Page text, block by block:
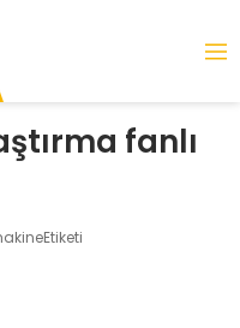
fanlı